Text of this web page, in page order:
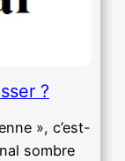
?
», c’est-
sombre